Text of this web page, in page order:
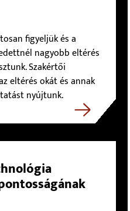
figyeljük és a
nagyobb eltérés
Szakértői
eltérés okát és annak
nyújtunk.